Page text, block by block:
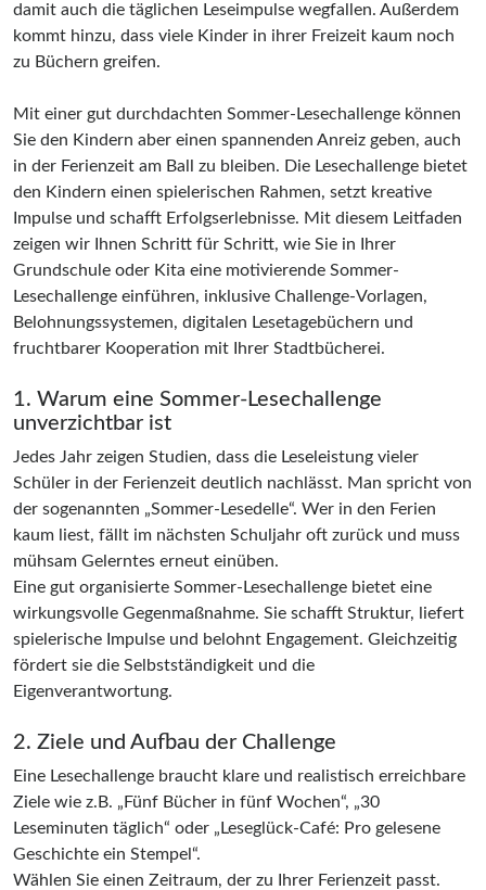
damit auch die täglichen Leseimpulse wegfallen. Außerdem
kommt hinzu, dass viele Kinder in ihrer Freizeit kaum noch
zu Büchern greifen.
Mit einer gut durchdachten Sommer-Lesechallenge können
Sie den Kindern aber einen spannenden Anreiz geben, auch
in der Ferienzeit am Ball zu bleiben. Die Lesechallenge bietet
den Kindern einen spielerischen Rahmen, setzt kreative
Impulse und schafft Erfolgserlebnisse. Mit diesem Leitfaden
zeigen wir Ihnen Schritt für Schritt, wie Sie in Ihrer
Grundschule oder Kita eine motivierende Sommer-
Lesechallenge einführen, inklusive Challenge-Vorlagen,
Belohnungssystemen, digitalen Lesetagebüchern und
fruchtbarer Kooperation mit Ihrer Stadtbücherei.
1. Warum eine Sommer-Lesechallenge
unverzichtbar ist
Jedes Jahr zeigen Studien, dass die Leseleistung vieler
Schüler in der Ferienzeit deutlich nachlässt. Man spricht von
der sogenannten „Sommer-Lesedelle“. Wer in den Ferien
kaum liest, fällt im nächsten Schuljahr oft zurück und muss
mühsam Gelerntes erneut einüben.
Eine gut organisierte Sommer-Lesechallenge bietet eine
wirkungsvolle Gegenmaßnahme. Sie schafft Struktur, liefert
spielerische Impulse und belohnt Engagement. Gleichzeitig
fördert sie die Selbstständigkeit und die
Eigenverantwortung.
2. Ziele und Aufbau der Challenge
Eine Lesechallenge braucht klare und realistisch erreichbare
Ziele wie z.B. „Fünf Bücher in fünf Wochen“, „30
Leseminuten täglich“ oder „Leseglück-Café: Pro gelesene
Geschichte ein Stempel“.
Wählen Sie einen Zeitraum, der zu Ihrer Ferienzeit passt.